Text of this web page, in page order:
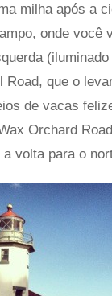
milha após a
onde você
que o
de vacas
Orchard
volta para o